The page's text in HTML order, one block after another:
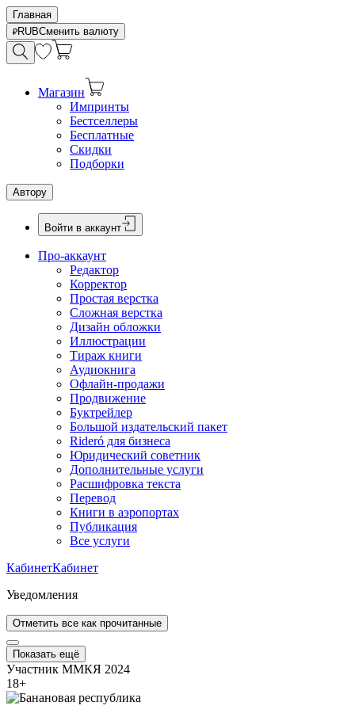
Главная
RUBСменить валюту
Магазин
Импринты
Бестселлеры
Бесплатные
Скидки
Подборки
Автору
Войти в аккаунт
Про-аккаунт
Редактор
Корректор
Простая верстка
Сложная верстка
Дизайн обложки
Иллюстрации
Тираж книги
Аудиокнига
Офлайн-продажи
Продвижение
Буктрейлер
Большой издательский пакет
Rideró для бизнеса
Юридический советник
Дополнительные услуги
Расшифровка текста
Перевод
Книги в аэропортах
Публикация
Все услуги
КабинетКабинет
Уведомления
Отметить все как прочитанные
Показать ещё
Участник ММКЯ 2024
18+